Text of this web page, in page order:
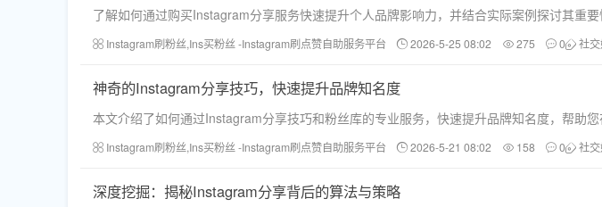
了解如何通过购买Instagram分享服务快速提升个人品牌影响力，并结合实际案例探讨其重要
Instagram刷粉丝,Ins买粉丝 -Instagram刷点赞自助服务平台 2026-5-25 08:02 275 0 社
神奇的Instagram分享技巧，快速提升品牌知名度
本文介绍了如何通过Instagram分享技巧和粉丝库的专业服务，快速提升品牌知名度，帮助您
Instagram刷粉丝,Ins买粉丝 -Instagram刷点赞自助服务平台 2026-5-21 08:02 158 0 社
深度挖掘：揭秘Instagram分享背后的算法与策略